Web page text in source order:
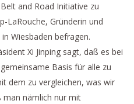
and Road Initiative zu
LaRouche, Gründerin und
Wiesbaden befragen.
Xi Jinping sagt, daß es bei
Basis für alle zu
dem zu vergleichen, was wir
nämlich nur mit